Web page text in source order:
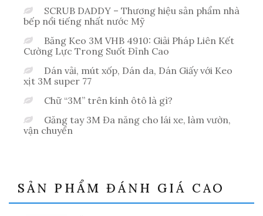
SCRUB DADDY – Thương hiệu sản phẩm nhà
bếp nổi tiếng nhất nước Mỹ
Băng Keo 3M VHB 4910: Giải Pháp Liên Kết
Cường Lực Trong Suốt Đỉnh Cao
Dán vải, mút xốp, Dán da, Dán Giấy với Keo
xịt 3M super 77
Chữ “3M” trên kính ôtô là gì?
Găng tay 3M Đa năng cho lái xe, làm vườn,
vận chuyển
SẢN PHẨM ĐÁNH GIÁ CAO